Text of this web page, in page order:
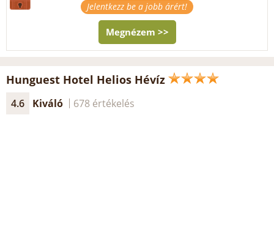
Jelentkezz be a jobb árért!
Megnézem >>
Hunguest Hotel Helios Hévíz
4.6 Kiváló 678 értékelés